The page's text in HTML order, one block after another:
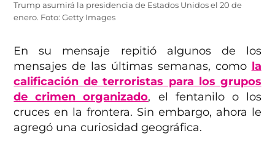
Trump asumirá la presidencia de Estados Unidos el 20 de
enero. Foto: Getty Images
En su mensaje repitió algunos de los
mensajes de las últimas semanas, como la
calificación de terroristas para los grupos
de crimen organizado, el fentanilo o los
cruces en la frontera. Sin embargo, ahora le
agregó una curiosidad geográfica.